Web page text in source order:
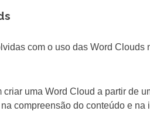
com o uso das Word Clouds
uma Word Cloud a partir de
compreensão do conteúdo e na